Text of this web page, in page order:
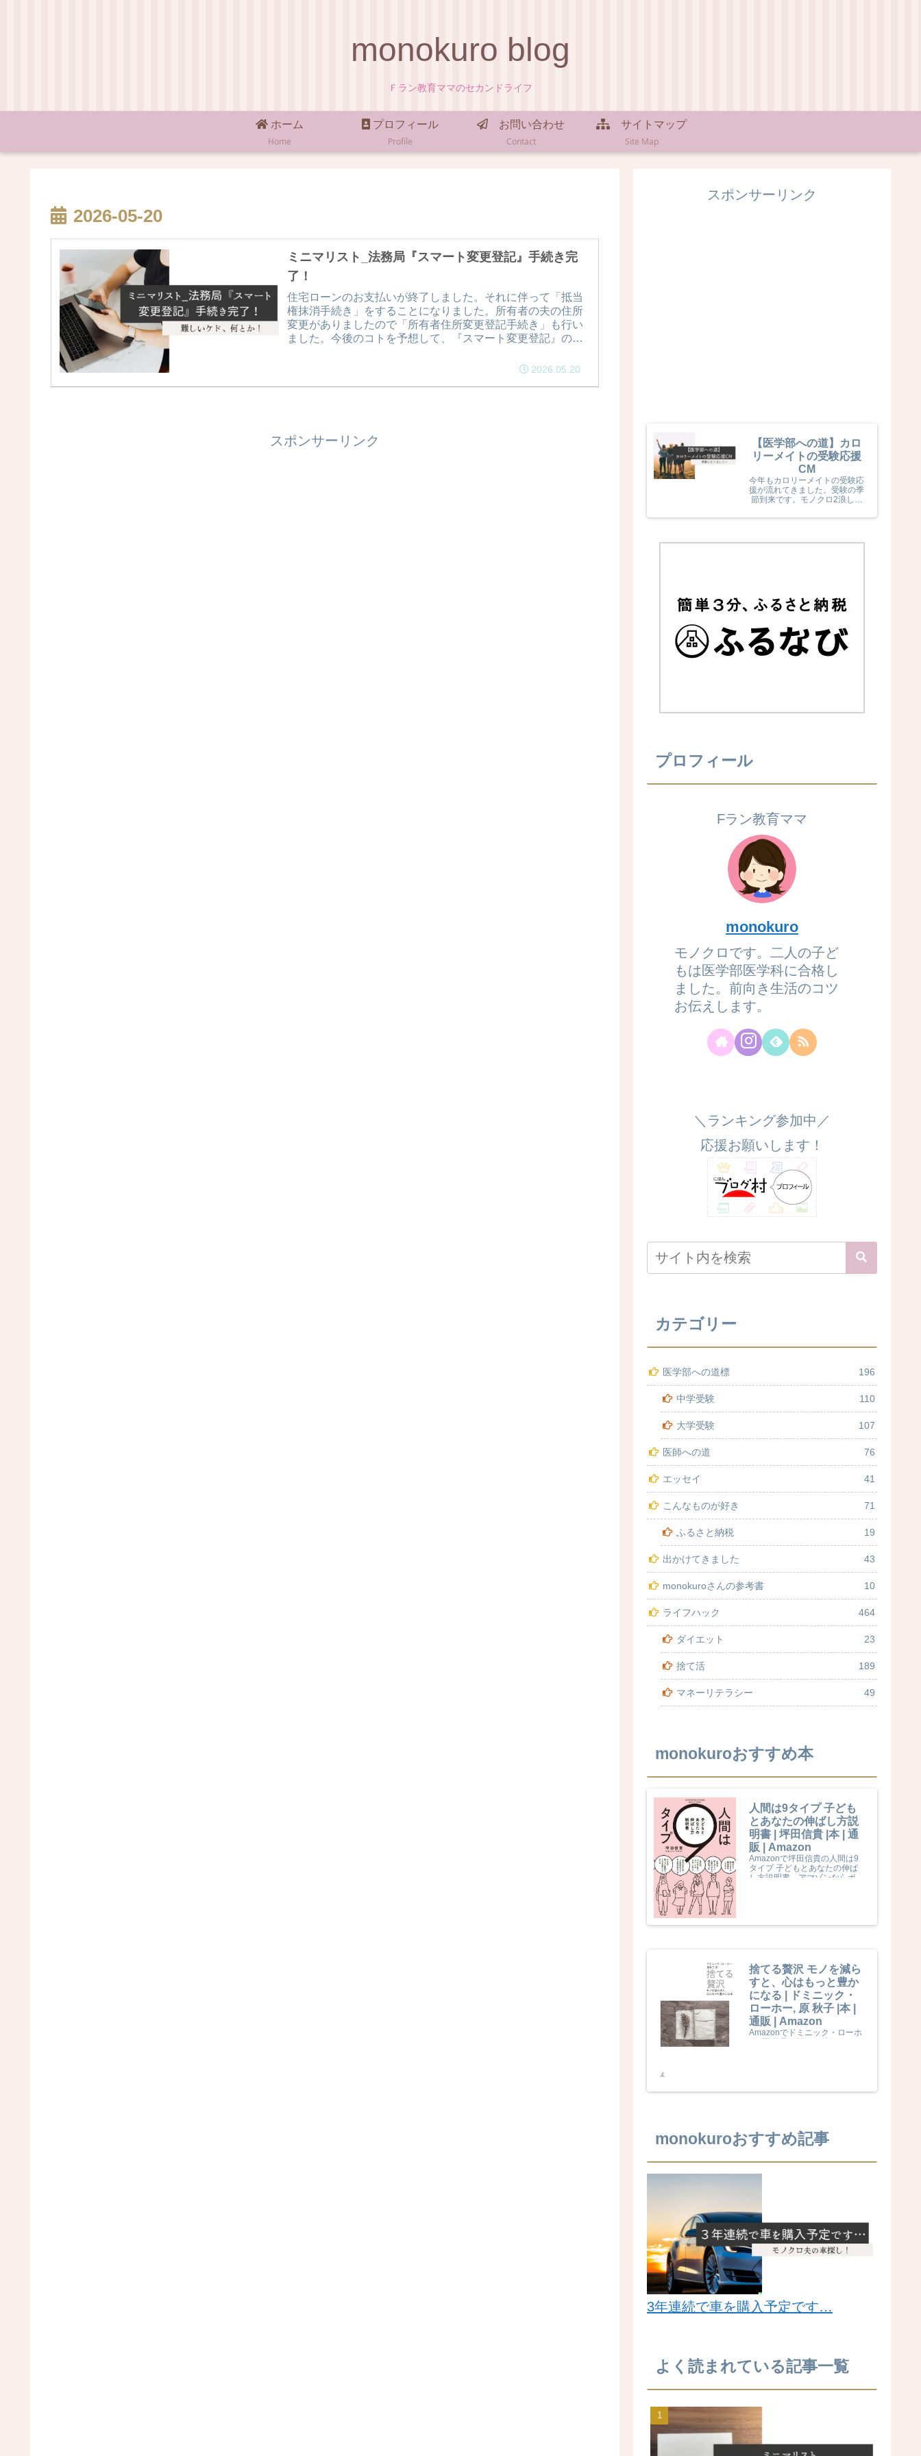
monokuro blog
Ｆラン教育ママのセカンドライフ
ホーム
Home
プロフィール
Profile
お問い合わせ
Contact
サイトマップ
Site Map
2026-05-20
ミニマリスト_法務局『スマート変更登記』手続き完
了！
住宅ローンのお支払いが終了しました。それに伴って「抵当
権抹消手続き」をすることになりました。所有者の夫の住所
変更がありましたので「所有者住所変更登記手続き」も行い
ました。今後のコトを予想して、『スマート変更登記』の手
2026.05.20
スポンサーリンク
スポンサーリンク
【医学部への道】カロ
リーメイトの受験応援
CM
今年もカロリーメイトの受験応
援が流れてきました。受験の季
節到来です。モノクロ2浪した
カロリーメイトの受験応援を見
プロフィール
Fラン教育ママ
monokuro
モノクロです。二人の子ど
もは医学部医学科に合格し
ました。前向き生活のコツ
お伝えします。
＼ランキング参加中／
応援お願いします！
カテゴリー
医学部への道標 196
中学受験 110
大学受験 107
医師への道 76
エッセイ 41
こんなものが好き 71
ふるさと納税 19
出かけてきました 43
monokuroさんの参考書 10
ライフハック 464
ダイエット 23
捨て活 189
マネーリテラシー 49
monokuroおすすめ本
人間は9タイプ 子ども
とあなたの伸ばし方説
明書 | 坪田信貴 |本 | 通
販 | Amazon
Amazonで坪田信貴の人間は9
タイプ 子どもとあなたの伸ば
し方説明書。アマゾンならポイ
し方説明書もアマゾン配送商品
捨てる贅沢 モノを減ら
すと、心はもっと豊か
になる | ドミニック・
ローホー, 原 秋子 |本 |
通販 | Amazon
Amazonでドミニック・ローホ
対象商品は当日お届けも可能。
monokuroおすすめ記事
3年連続で車を購入予定です…
よく読まれている記事一覧